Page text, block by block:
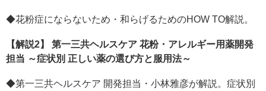
◆花粉症にならないため・和らげるためのHOW TO解説。
【解説2】 第一三共ヘルスケア 花粉・アレルギー用薬開発
担当 ～症状別 正しい薬の選び方と服用法～
◆第一三共ヘルスケア 開発担当・小林雅彦が解説。症状別